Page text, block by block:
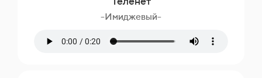
-Имиджевый-